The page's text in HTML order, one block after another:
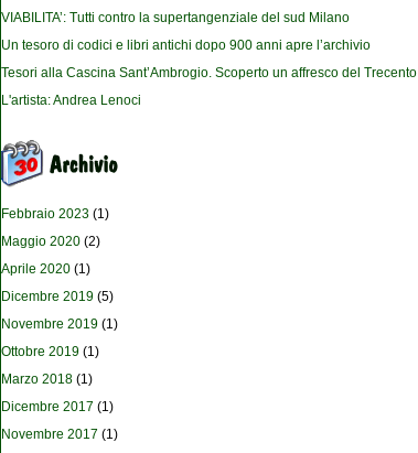
VIABILITA’: Tutti contro la supertangenziale del sud Milano
Un tesoro di codici e libri antichi dopo 900 anni apre l’archivio
Tesori alla Cascina Sant’Ambrogio. Scoperto un affresco del Trecento
L'artista: Andrea Lenoci
Febbraio 2023 (1)
Maggio 2020 (2)
Aprile 2020 (1)
Dicembre 2019 (5)
Novembre 2019 (1)
Ottobre 2019 (1)
Marzo 2018 (1)
Dicembre 2017 (1)
Novembre 2017 (1)